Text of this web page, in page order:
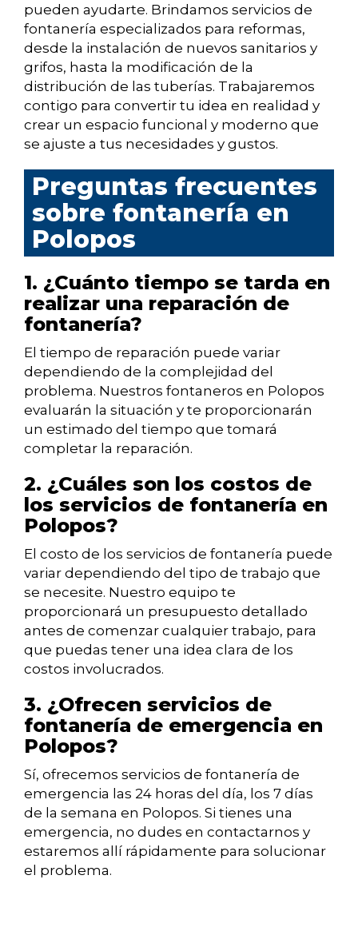
pueden ayudarte. Brindamos servicios de
fontanería especializados para reformas,
desde la instalación de nuevos sanitarios y
grifos, hasta la modificación de la
distribución de las tuberías. Trabajaremos
contigo para convertir tu idea en realidad y
crear un espacio funcional y moderno que
se ajuste a tus necesidades y gustos.
Preguntas frecuentes
sobre fontanería en
Polopos
1. ¿Cuánto tiempo se tarda en
realizar una reparación de
fontanería?
El tiempo de reparación puede variar
dependiendo de la complejidad del
problema. Nuestros fontaneros en Polopos
evaluarán la situación y te proporcionarán
un estimado del tiempo que tomará
completar la reparación.
2. ¿Cuáles son los costos de
los servicios de fontanería en
Polopos?
El costo de los servicios de fontanería puede
variar dependiendo del tipo de trabajo que
se necesite. Nuestro equipo te
proporcionará un presupuesto detallado
antes de comenzar cualquier trabajo, para
que puedas tener una idea clara de los
costos involucrados.
3. ¿Ofrecen servicios de
fontanería de emergencia en
Polopos?
Sí, ofrecemos servicios de fontanería de
emergencia las 24 horas del día, los 7 días
de la semana en Polopos. Si tienes una
emergencia, no dudes en contactarnos y
estaremos allí rápidamente para solucionar
el problema.